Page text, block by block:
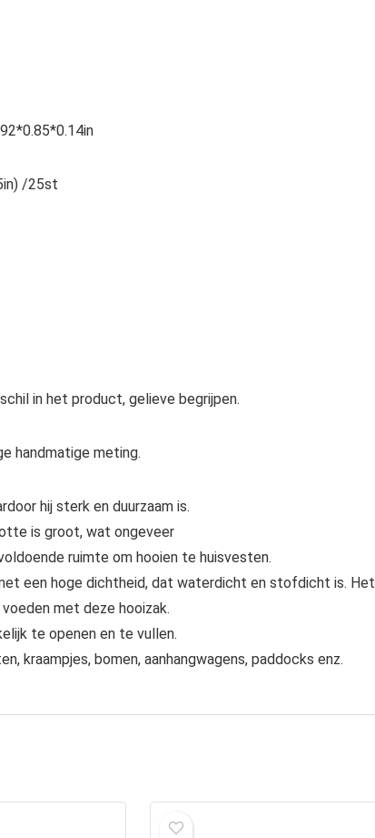
/25st
in het product, gelieve begrijpen.
handmatige meting.
hij sterk en duurzaam is.
is groot, wat ongeveer
ruimte om hooien te huisvesten.
een hoge dichtheid, dat waterdicht en stofdicht is. Het
met deze hooizak.
te openen en te vullen.
kraampjes, bomen, aanhangwagens, paddocks enz.